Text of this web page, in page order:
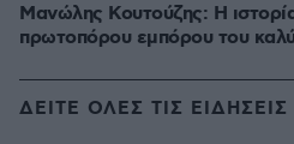
Μανώλης Κουτούζης: Η
πρωτοπόρου εμπόρου του
ΔΕΙΤΕ ΟΛΕΣ ΤΙΣ ΕΙΔΗΣΕΙΣ